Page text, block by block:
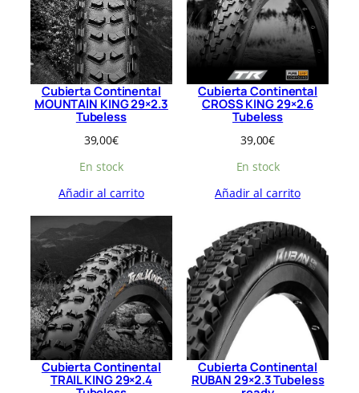
Cubierta Continental
MOUNTAIN KING 29×2.3
Tubeless
39,00€
En stock
Añadir al carrito
Cubierta Continental
CROSS KING 29×2.6
Tubeless
39,00€
En stock
Añadir al carrito
Cubierta Continental
TRAIL KING 29×2.4
Cubierta Continental
RUBAN 29×2.3 Tubeless